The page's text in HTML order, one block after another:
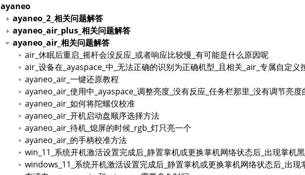
ayaneo
ayaneo_2_相关问题解答
ayaneo_air_plus_相关问题解答
ayaneo_air_相关问题解答
air_休眠后重启_摇杆会没反应_或者响应比较慢_有可能是什么原因呢
air_设备在_ayaspace_中_无法正确的识别为正确机型_且相关_air_专属自定义
ayaneo_air_一键还原教程
ayaneo_air_使用中_ayaspace_调整亮度_没有反应_任务栏那里_没有调节亮度
ayaneo_air_如何将陀螺仪校准
ayaneo_air_开机启动盘顺序选择方法
ayaneo_air_待机_熄屏的时候_rgb_灯只亮一个
ayaneo_air_的手柄校准方法
win_11_系统开机激活设置完成后_静置掌机或更换掌机网络状态后_出现掌机
windows_11_系统开机激活设置完成后_静置掌机或更换掌机网络状态后_出现